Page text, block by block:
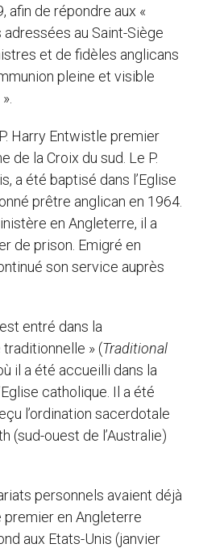
afin de répondre aux «
au Saint-Siège
et de fidèles anglicans
pleine et visible
Harry Entwistle premier
de la Croix du sud. Le P.
a été baptisé dans l’Eglise
prêtre anglican en 1964.
en Angleterre, il a
de prison. Emigré en
son service auprès
entré dans la
traditionnelle » (Traditional
il a été accueilli dans la
catholique. Il a été
l’ordination sacerdotale
(sud-ouest de l’Australie)
personnels avaient déjà
premier en Angleterre
aux Etats-Unis (janvier